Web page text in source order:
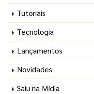
Tutoriais
Tecnologia
Lançamentos
Novidades
Saiu na Mídia